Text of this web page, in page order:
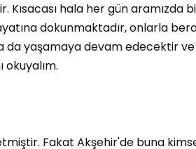
Kısacası hala her gün aramızda
dokunmaktadır, onlarla
da yaşamaya devam edecektir
okuyalım.
Fakat Akşehir'de buna